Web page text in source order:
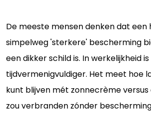
De meeste mensen denken dat een
simpelweg 'sterkere' bescherming
een dikker schild is. In werkelijkheid is
tijdvermenigvuldiger. Het meet hoe
kunt blijven mét zonnecrème versus
zou verbranden zónder